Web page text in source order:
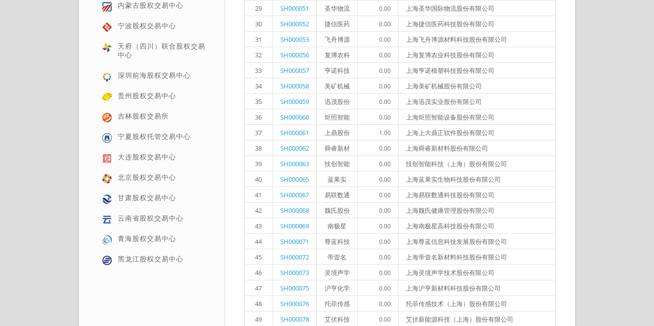
内蒙古股权交易中心
宁波股权交易中心
天府（四川）联合股权交易
中心
深圳前海股权交易中心
贵州股权交易中心
吉林股权交易所
宁夏股权托管交易中心
大连股权交易中心
北京股权交易中心
甘肃股权交易中心
云南省股权交易中心
青海股权交易中心
黑龙江股权交易中心
29
SH000051 圣华物流 0.00
上海圣华国际物流股份有限公司
30
SH000052 捷信医药 0.00
上海捷信医药科技股份有限公司
31
SH000053 飞舟博源 0.00
上海飞舟博源材料科技股份有限公司
32
SH000056 复博农科 0.00
上海复博农业科技股份有限公司
33
SH000057 亨诺科技 0.00
上海亨诺模塑科技股份有限公司
34
SH000058 美矿机械 0.00
上海美矿机械股份有限公司
35
SH000059 迅茂股份 0.00
上海迅茂实业股份有限公司
36
SH000060 炬照智能 0.00
上海炬照智能设备股份有限公司
37
SH000061 上鼎股份 1.00
上海上大鼎正软件股份有限公司
38
SH000062 舜睿新材 0.00
上海舜睿新材料股份有限公司
39
SH000063 技创智能 0.00
技创智能科技（上海）股份有限公司
40
SH000065 蓝果实 0.00
上海蓝果实生物科技股份有限公司
41
SH000067 易联数通 0.00
上海易联数通科技股份有限公司
42
SH000068 魏氏股份 0.00
上海魏氏健康管理股份有限公司
43
SH000069 南极星 0.00
上海南极星高科技股份有限公司
44
SH000071 尊蓝科技 0.00
上海尊蓝信息科技发展股份有限公司
45
SH000072 帝壹名 0.00
上海帝壹名新材料科技股份有限公司
46
SH000073 灵境声学 0.00
上海灵境声学技术股份有限公司
47
SH000075 沪亨化学 0.00
上海沪亨新材料科技股份有限公司
48
SH000076 托菲传感 0.00
托菲传感技术（上海）股份有限公司
49
SH000078 艾伏科技 0.00
艾伏新能源科技（上海）股份有限公司